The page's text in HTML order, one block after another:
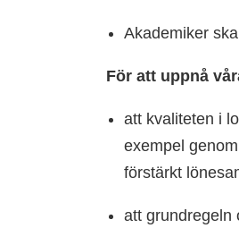
Akademiker
För att uppnå
att kvaliteten i
exempel
förstärkt
att grundregeln